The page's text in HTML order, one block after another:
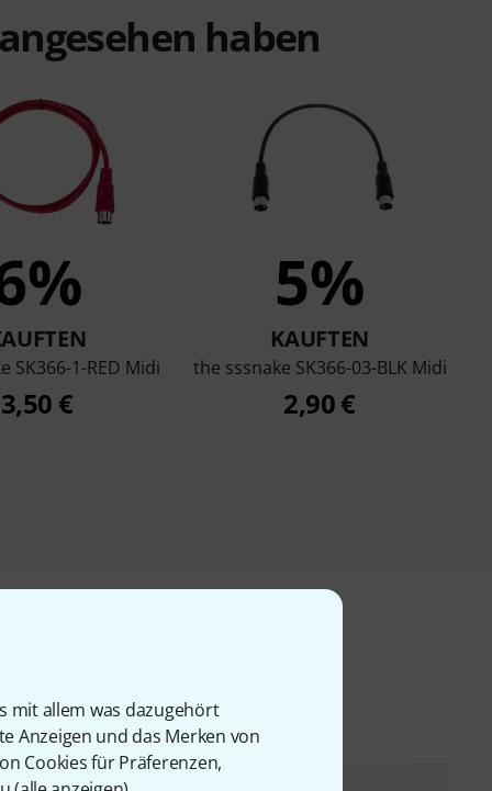
mit allem was dazugehört
Anzeigen und das Merken von
Cookies für Präferenzen,
haben
SK366-1-RED Midi
3,50 €
5%
KAUFTEN
the sssnake SK366-03-BLK Midi
2,90 €